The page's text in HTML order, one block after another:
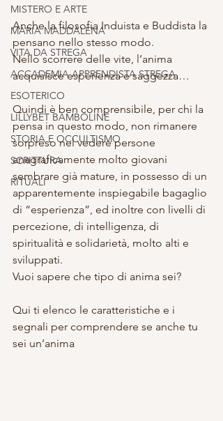
MISTERO E ARTE
MARIA MADDALENA
VITA DA STREGA
ACCADEMIA APPRENDISTA STREGA
ESOTERICO
LILLYBET BAMBOLINE
STORIA E OCCULTISMO
SCRITTURA
RITUALI
Anche la filosofia Induista e Buddista la
pensano nello stesso modo.
Nello scorrere delle vite, l’anima
acquisisce esperienza e saggezza…
Quindi è ben comprensibile, per chi la
pensa in questo modo, non rimanere
sorpreso nel vedere persone
anagraficamente molto giovani
sembrare già mature, in possesso di un
apparentemente inspiegabile bagaglio
di “esperienza”, ed inoltre con livelli di
percezione, di intelligenza, di
spiritualità e solidarietà, molto alti e
sviluppati.
Vuoi sapere che tipo di anima sei?
Qui ti elenco le caratteristiche e i
segnali per comprendere se anche tu
sei un’anima